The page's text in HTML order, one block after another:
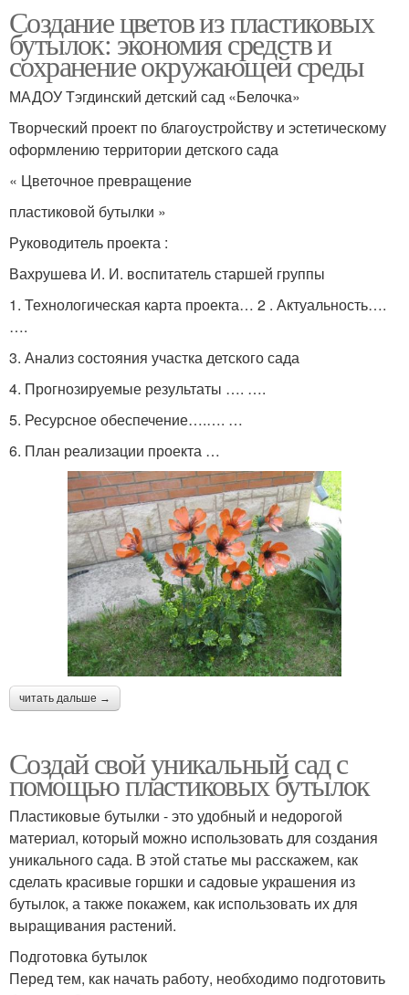
Создание цветов из пластиковых
бутылок: экономия средств и
сохранение окружающей среды
МАДОУ Тэгдинский детский сад «Белочка»
Творческий проект по благоустройству и эстетическому
оформлению территории детского сада
« Цветочное превращение
пластиковой бутылки »
Руководитель проекта :
Вахрушева И. И. воспитатель старшей группы
1. Технологическая карта проекта… 2 . Актуальность….
….
3. Анализ состояния участка детского сада
4. Прогнозируемые результаты …. ….
5. Ресурсное обеспечение….…. …
6. План реализации проекта …
читать дальше →
Создай свой уникальный сад с
помощью пластиковых бутылок
Пластиковые бутылки - это удобный и недорогой
материал, который можно использовать для создания
уникального сада. В этой статье мы расскажем, как
сделать красивые горшки и садовые украшения из
бутылок, а также покажем, как использовать их для
выращивания растений.
Подготовка бутылок
Перед тем, как начать работу, необходимо подготовить